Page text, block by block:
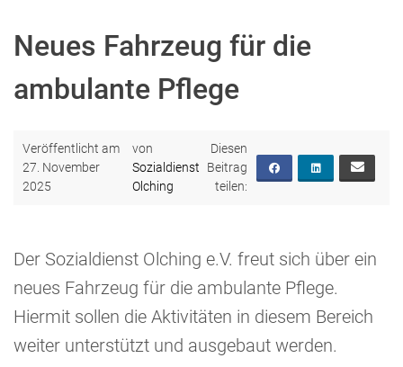
Neues Fahrzeug für die
ambulante Pflege
Veröffentlicht am
27. November
2025
von
Sozialdienst
Olching
Der Sozialdienst Olching e.V. freut sich über ein
neues Fahrzeug für die ambulante Pflege.
Hiermit sollen die Aktivitäten in diesem Bereich
weiter unterstützt und ausgebaut werden.